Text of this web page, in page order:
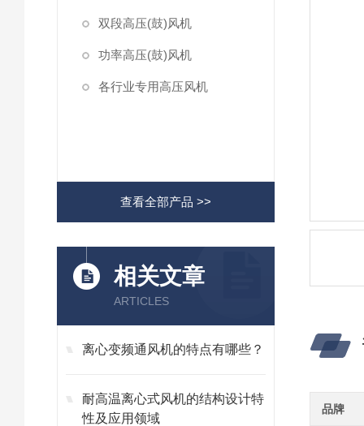
双段高压(鼓)风机
功率高压(鼓)风机
各行业专用高压风机
查看全部产品 >>
相关文章
ARTICLES
离心变频通风机的特点有哪些？
耐高温离心式风机的结构设计特
性及应用领域
品牌